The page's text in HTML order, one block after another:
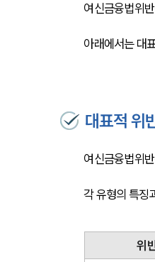
여신금융법위
아래에서는 대
대표적 위
여신금융법위
각 유형의 특징
위